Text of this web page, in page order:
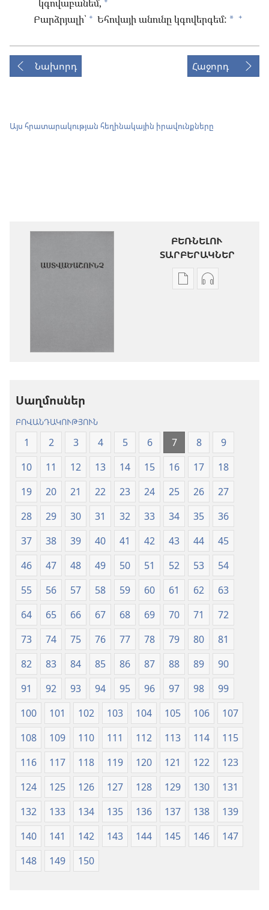
կգովաբանեմ,
Բարձրյալի՝ + Եհովայի անունը կգովերգեմ: * +
Նախորդ Հաջորդ
Այս հրատարակության հեղինակային իրավունքները
ԲԵՌՆԵԼՈՒ
ՏԱՐԲԵՐԱԿՆԵՐ
Թվային
Սաղմոսներ
ԲՈՎԱՆԴԱԿՈՒԹՅՈՒՆ
1 2 3 4 5 6 7 8
9
10
11 12 13 14 15 16 17
18
19
20 21 22 23 24 25 26
27
28
29 30 31 32 33 34 35
36
37
38 39 40 41 42 43 44
45
46
47 48 49 50 51 52 53
54
55
56 57 58 59 60 61 62
63
64
65 66 67 68 69 70 71
72
73
74 75 76 77 78 79 80
81
82
83 84 85 86 87 88 89
90
91
92 93 94 95 96 97 98
99
100
101 102 103 104 105 106
107
108
109 110 111 112 113 114
115
116
117 118 119 120 121 122
123
124
125 126 127 128 129 130
131
132
133 134 135 136 137 138
139
140
141 142 143 144 145 146
147
148
149 150